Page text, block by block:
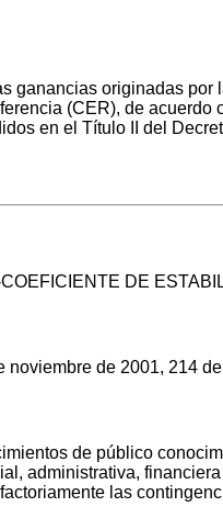
ganancias originadas
(CER), de acuerdo
en el Título II del
DE
de 2001, 214
de público
administrativa,
las